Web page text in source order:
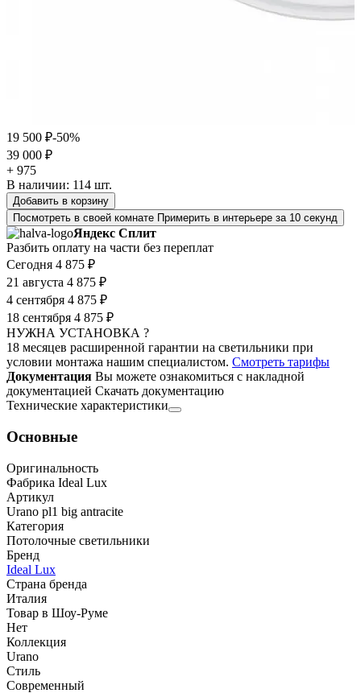
19 500 ₽-50%
39 000 ₽
+ 975
В наличии: 114 шт.
Добавить в корзину
Посмотреть в своей комнате Примерить в интерьере за 10 секунд
Яндекс Сплит
Разбить оплату на части без переплат
Сегодня 4 875 ₽
21 августа 4 875 ₽
4 сентября 4 875 ₽
18 сентября 4 875 ₽
НУЖНА УСТАНОВКА ?
18 месяцев расширенной гарантии на светильники при
условии монтажа нашим специалистом. Смотреть тарифы
Документация Вы можете ознакомиться с накладной
документацией Скачать документацию
Технические характеристики
Основные
Оригинальность
Фабрика Ideal Lux
Артикул
Urano pl1 big antracite
Категория
Потолочные светильники
Бренд
Ideal Lux
Страна бренда
Италия
Товар в Шоу-Руме
Нет
Коллекция
Urano
Стиль
Современный